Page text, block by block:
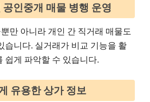
인중개 매물 병행 운영
만 아니라 개인 간 직거래 매물도
습니다. 실거래가 비교 기능을 활
쉽게 파악할 수 있습니다.
유용한 상가 정보